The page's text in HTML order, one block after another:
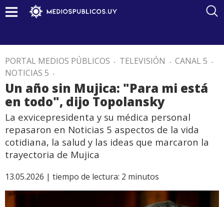
PORTAL MEDIOS PÚBLICOS . TELEVISIÓN . CANAL 5 .
NOTICIAS 5 .
Un año sin Mujica: "Para mi está
en todo", dijo Topolansky
La exvicepresidenta y su médica personal
repasaron en Noticias 5 aspectos de la vida
cotidiana, la salud y las ideas que marcaron la
trayectoria de Mujica
13.05.2026 | tiempo de lectura: 2 minutos